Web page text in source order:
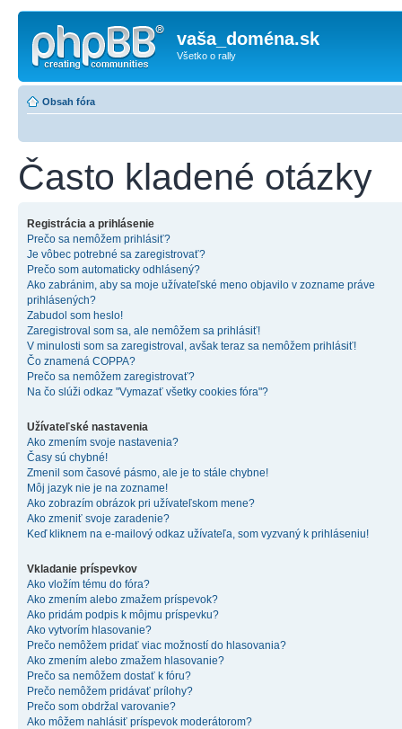
vaša_doména.sk
Všetko o rally
Obsah fóra
Často kladené otázky
Registrácia a prihlásenie
Prečo sa nemôžem prihlásiť?
Je vôbec potrebné sa zaregistrovať?
Prečo som automaticky odhlásený?
Ako zabránim, aby sa moje užívateľské meno objavilo v zozname práve
prihlásených?
Zabudol som heslo!
Zaregistroval som sa, ale nemôžem sa prihlásiť!
V minulosti som sa zaregistroval, avšak teraz sa nemôžem prihlásiť!
Čo znamená COPPA?
Prečo sa nemôžem zaregistrovať?
Na čo slúži odkaz "Vymazať všetky cookies fóra"?
Užívateľské nastavenia
Ako zmením svoje nastavenia?
Časy sú chybné!
Zmenil som časové pásmo, ale je to stále chybne!
Môj jazyk nie je na zozname!
Ako zobrazím obrázok pri užívateľskom mene?
Ako zmeniť svoje zaradenie?
Keď kliknem na e-mailový odkaz užívateľa, som vyzvaný k prihláseniu!
Vkladanie príspevkov
Ako vložím tému do fóra?
Ako zmením alebo zmažem príspevok?
Ako pridám podpis k môjmu príspevku?
Ako vytvorím hlasovanie?
Prečo nemôžem pridať viac možností do hlasovania?
Ako zmením alebo zmažem hlasovanie?
Prečo sa nemôžem dostať k fóru?
Prečo nemôžem pridávať prílohy?
Prečo som obdržal varovanie?
Ako môžem nahlásiť príspevok moderátorom?